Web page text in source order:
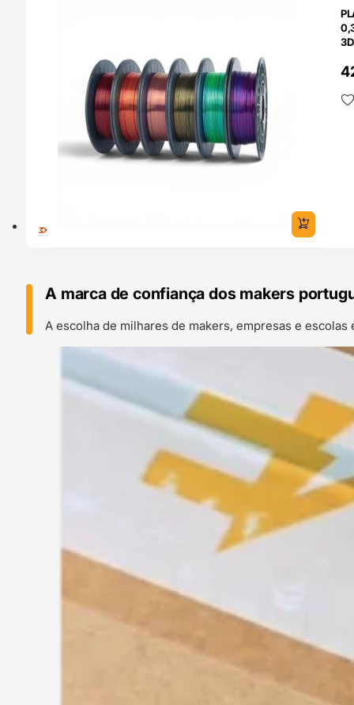
A marca de confiança dos makers
A escolha de milhares de makers, empresas e escolas